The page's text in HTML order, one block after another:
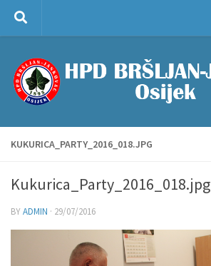
Skip to content
KUKURICA_PARTY_2016_018.JPG
Kukurica_Party_2016_018.jpg
BYADMIN · 29/07/2016